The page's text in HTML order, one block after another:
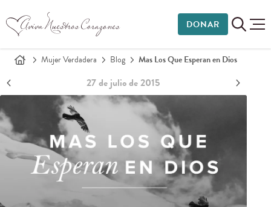
DONAR
Mujer Verdadera Blog Mas Los Que Esperan en Dios
27 de julio de 2015